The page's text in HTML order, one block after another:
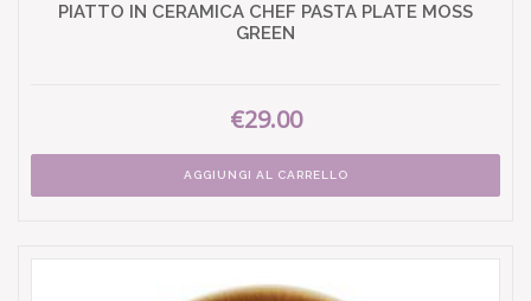
PIATTO IN CERAMICA CHEF PASTA PLATE MOSS
GREEN
€29.00
AGGIUNGI AL CARRELLO